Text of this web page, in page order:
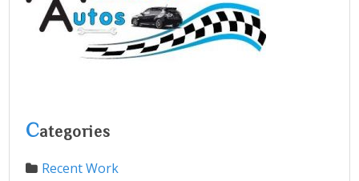
Categories
Recent Work